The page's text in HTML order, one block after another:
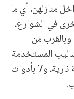
داخل منازلهن، أي ما
أخرى في الشوارع،
وبالقرب من
المستخدمة
في القتل 16 امرأة قُتلن باستخدام أسلحة نارية، و7 بأدوات